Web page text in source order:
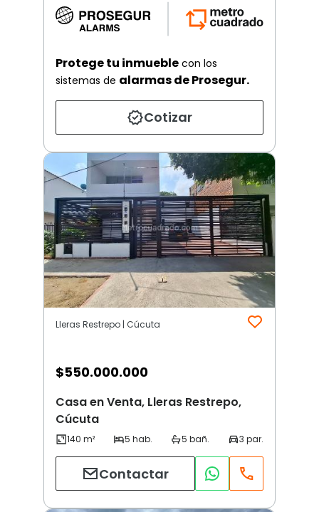
Protege tu inmueble con los
sistemas de alarmas de Prosegur.
Cotizar
Lleras Restrepo | Cúcuta
$550.000.000
Casa en Venta, Lleras Restrepo,
Cúcuta
Contactar